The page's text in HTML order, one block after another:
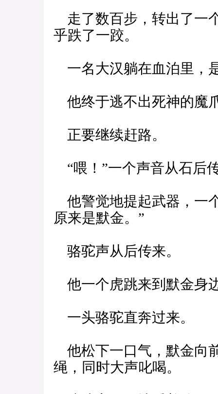
走了数百步，转出了一
乎跌了一跤。
一名大汉躺在血泊里，
他终于逃不出死神的魔
正要继续赶路。
“喂！”一个声音从石后
他警觉地提起武器，一
原来是默金。”
骆驼声从后传来。
他一个虎跳来到默金身
一头骆驼直奔过来。
他松下一口气，默金向
绳，同时大声叱喝。